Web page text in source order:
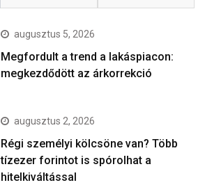
augusztus 5, 2026
Megfordult a trend a lakáspiacon:
megkezdődött az árkorrekció
augusztus 2, 2026
Régi személyi kölcsöne van? Több
tízezer forintot is spórolhat a
hitelkiváltással